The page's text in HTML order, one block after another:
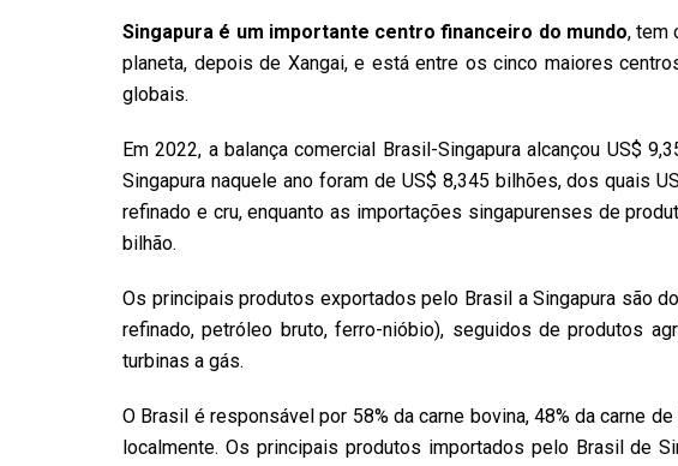
Singapura é um importante centro financeiro do mundo, tem
planeta, depois de Xangai, e está entre os cinco maiores
globais.
Em 2022, a balança comercial Brasil-Singapura alcançou US$
Singapura naquele ano foram de US$ 8,345 bilhões, dos quais
refinado e cru, enquanto as importações singapurenses de
bilhão.
Os principais produtos exportados pelo Brasil a Singapura são
refinado, petróleo bruto, ferro-nióbio), seguidos de produtos
turbinas a gás.
O Brasil é responsável por 58% da carne bovina, 48% da carne
localmente. Os principais produtos importados pelo Brasil de